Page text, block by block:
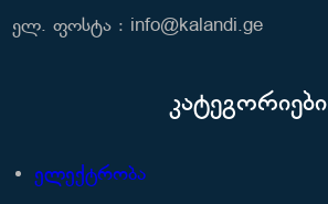
ელ. ფოსტა : info@kalandi.ge
კატეგორიები
ელექტრობა